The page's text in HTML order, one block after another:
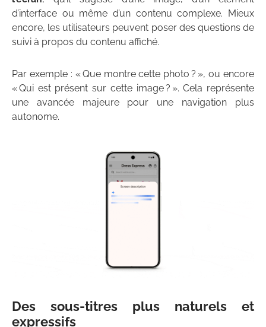
d’interface ou même d’un contenu complexe. Mieux
encore, les utilisateurs peuvent poser des questions de
suivi à propos du contenu affiché.
Par exemple : « Que montre cette photo ? », ou encore
« Qui est présent sur cette image ? ». Cela représente
une avancée majeure pour une navigation plus
autonome.
Des sous-titres plus naturels et
expressifs